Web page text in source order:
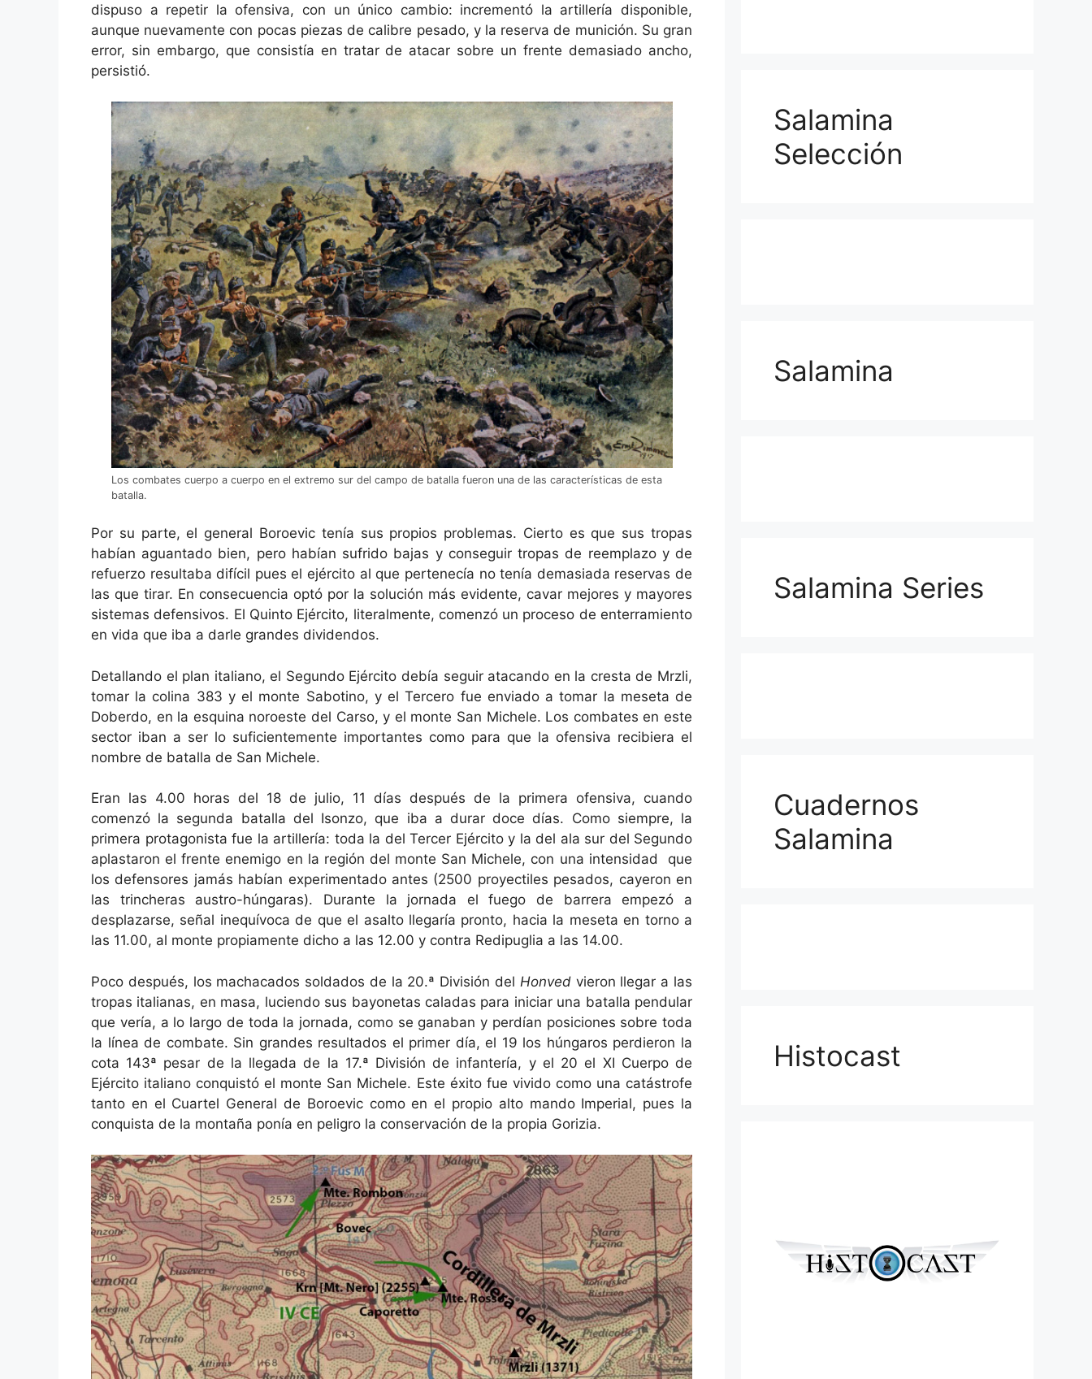
dispuso a repetir la ofensiva, con un único cambio: incrementó la artillería disponible,
aunque nuevamente con pocas piezas de calibre pesado, y la reserva de munición. Su gran
error, sin embargo, que consistía en tratar de atacar sobre un frente demasiado ancho,
persistió.
Los combates cuerpo a cuerpo en el extremo sur del campo de batalla fueron una de las características de esta
batalla.
Por su parte, el general Boroevic tenía sus propios problemas. Cierto es que sus tropas
habían aguantado bien, pero habían sufrido bajas y conseguir tropas de reemplazo y de
refuerzo resultaba difícil pues el ejército al que pertenecía no tenía demasiada reservas de
las que tirar. En consecuencia optó por la solución más evidente, cavar mejores y mayores
sistemas defensivos. El Quinto Ejército, literalmente, comenzó un proceso de enterramiento
en vida que iba a darle grandes dividendos.
Detallando el plan italiano, el Segundo Ejército debía seguir atacando en la cresta de Mrzli,
tomar la colina 383 y el monte Sabotino, y el Tercero fue enviado a tomar la meseta de
Doberdo, en la esquina noroeste del Carso, y el monte San Michele. Los combates en este
sector iban a ser lo suficientemente importantes como para que la ofensiva recibiera el
nombre de batalla de San Michele.
Eran las 4.00 horas del 18 de julio, 11 días después de la primera ofensiva, cuando
comenzó la segunda batalla del Isonzo, que iba a durar doce días. Como siempre, la
primera protagonista fue la artillería: toda la del Tercer Ejército y la del ala sur del Segundo
aplastaron el frente enemigo en la región del monte San Michele, con una intensidad que
los defensores jamás habían experimentado antes (2500 proyectiles pesados, cayeron en
las trincheras austro-húngaras). Durante la jornada el fuego de barrera empezó a
desplazarse, señal inequívoca de que el asalto llegaría pronto, hacia la meseta en torno a
las 11.00, al monte propiamente dicho a las 12.00 y contra Redipuglia a las 14.00.
Poco después, los machacados soldados de la 20.ª División del Honvedvieron llegar a las
tropas italianas, en masa, luciendo sus bayonetas caladas para iniciar una batalla pendular
que vería, a lo largo de toda la jornada, como se ganaban y perdían posiciones sobre toda
la línea de combate. Sin grandes resultados el primer día, el 19 los húngaros perdieron la
cota 143ª pesar de la llegada de la 17.ª División de infantería, y el 20 el XI Cuerpo de
Ejército italiano conquistó el monte San Michele. Este éxito fue vivido como una catástrofe
tanto en el Cuartel General de Boroevic como en el propio alto mando Imperial, pues la
conquista de la montaña ponía en peligro la conservación de la propia Gorizia.
Salamina
Selección
Salamina
Salamina Series
Cuadernos
Salamina
Histocast